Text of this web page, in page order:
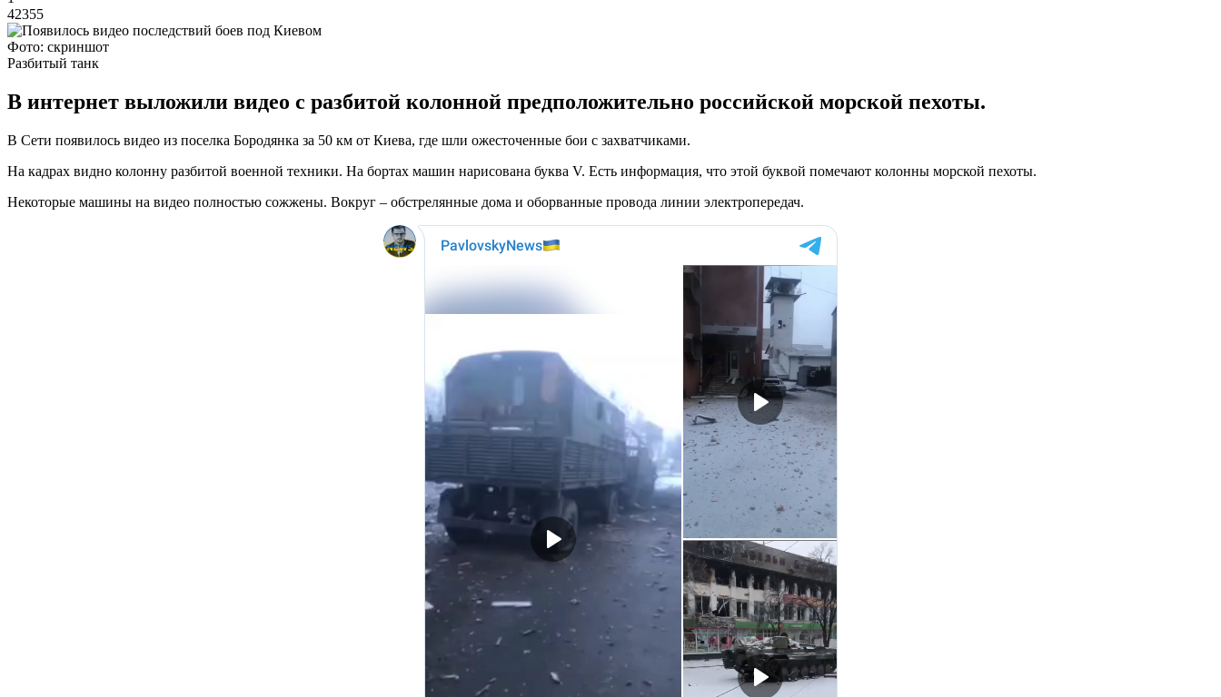
42355
Фото: скриншот
Разбитый танк
В интернет выложили видео с разбитой колонной предположительно российской морской пехоты.
В Сети появилось видео из поселка Бородянка за 50 км от Киева, где шли ожесточенные бои с захватчиками.
На кадрах видно колонну разбитой военной техники. На бортах машин нарисована буква V. Есть информация, что этой буквой помечают колонны морской пехоты.
Некоторые машины на видео полностью сожжены. Вокруг – обстрелянные дома и оборванные провода линии электропередач.